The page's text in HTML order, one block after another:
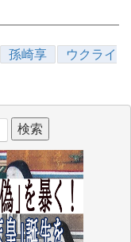
孫崎享
ウクライ